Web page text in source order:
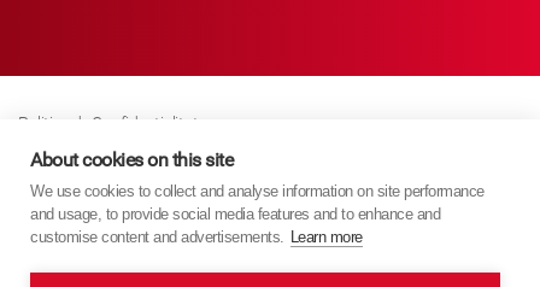
Politica de Confidenţialitate
Business Partner Privacy
Politica Referitoare La Modulele Cookie
Modern Slavery Act Policy
About cookies on this site
We use cookies to collect and analyse information on site performance
and usage, to provide social media features and to enhance and
customise content and advertisements. Learn more